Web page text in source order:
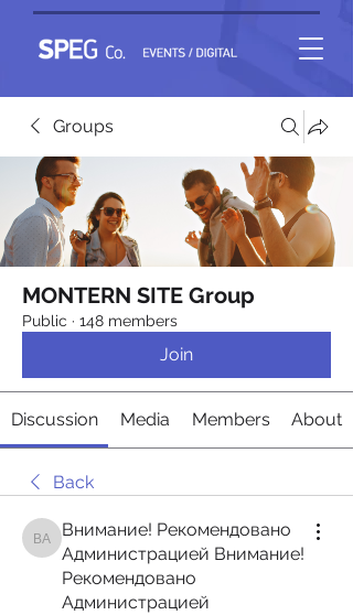
Groups
MONTERN SITE Group
Public · 148 members
Join
Discussion Media Members About
Back
Внимание! Рекомендовано Администрацией
Внимание! Рекомендовано
Администрацией Внимание!
Рекомендовано
Администрацией